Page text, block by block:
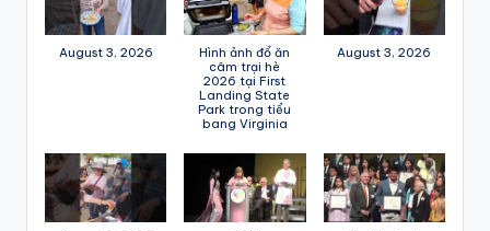
August 3, 2026
Hình ảnh đổ ăn
câm trại hè
2026 tại First
Landing State
Park trong tiểu
bang Virginia
August 3, 2026